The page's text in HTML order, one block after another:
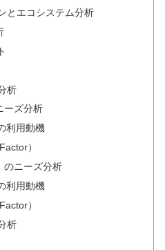
とエコシステム分析
析
ーズ分析
利用動機
）
のニーズ分析
利用動機
）
析